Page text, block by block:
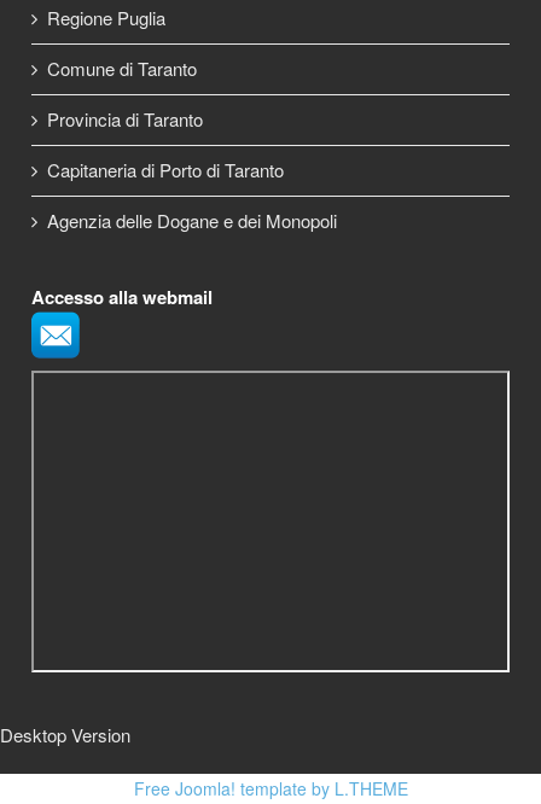
Regione Puglia
Comune di Taranto
Provincia di Taranto
Capitaneria di Porto di Taranto
Agenzia delle Dogane e dei Monopoli
Accesso alla webmail
Desktop Version
Free Joomla! template by L.THEME